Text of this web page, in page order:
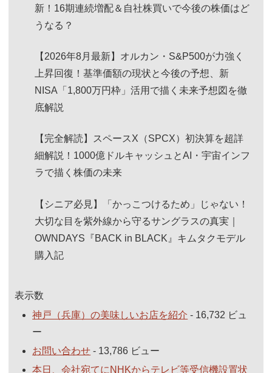
新！16期連続増配＆自社株買いで今後の株価はど
うなる？
【2026年8月最新】オルカン・S&P500が力強く
上昇回復！基準価額の現状と今後の予想、新
NISA「1,800万円枠」活用で描く未来予想図を徹
底解説
【完全解読】スペースX（SPCX）初決算を超詳
細解説！1000億ドルキャッシュとAI・宇宙インフ
ラで描く株価の未来
【シニア必見】「かっこつけるため」じゃない！
大切な目を紫外線から守るサングラスの真実｜
OWNDAYS『BACK in BLACK』キムタクモデル
購入記
表示数
神戸（兵庫）の美味しいお店を紹介 - 16,732 ビュ
ー
お問い合わせ - 13,786 ビュー
本日、会社宛てにNHKからテレビ等受信機設置状